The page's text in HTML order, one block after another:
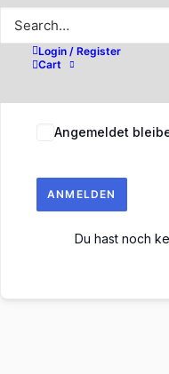
Login / Register
Cart
Angemeldet
ANMELDEN
Du hast noch